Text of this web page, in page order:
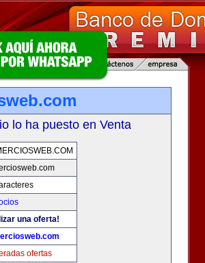
lo ha puesto en Venta
una oferta!
ofertas